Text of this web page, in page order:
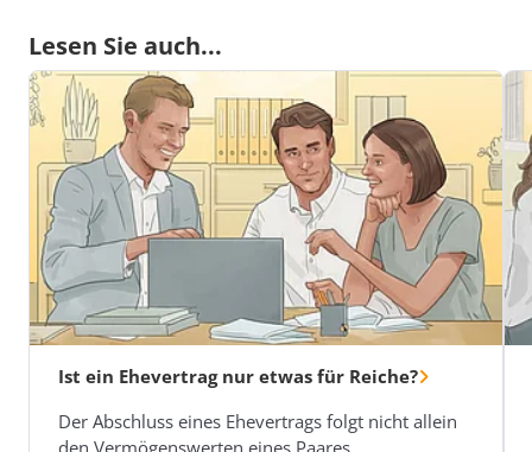
Lesen Sie auch...
Ist ein Ehevertrag nur etwas für Reiche?
Der Abschluss eines Ehevertrags folgt nicht allein